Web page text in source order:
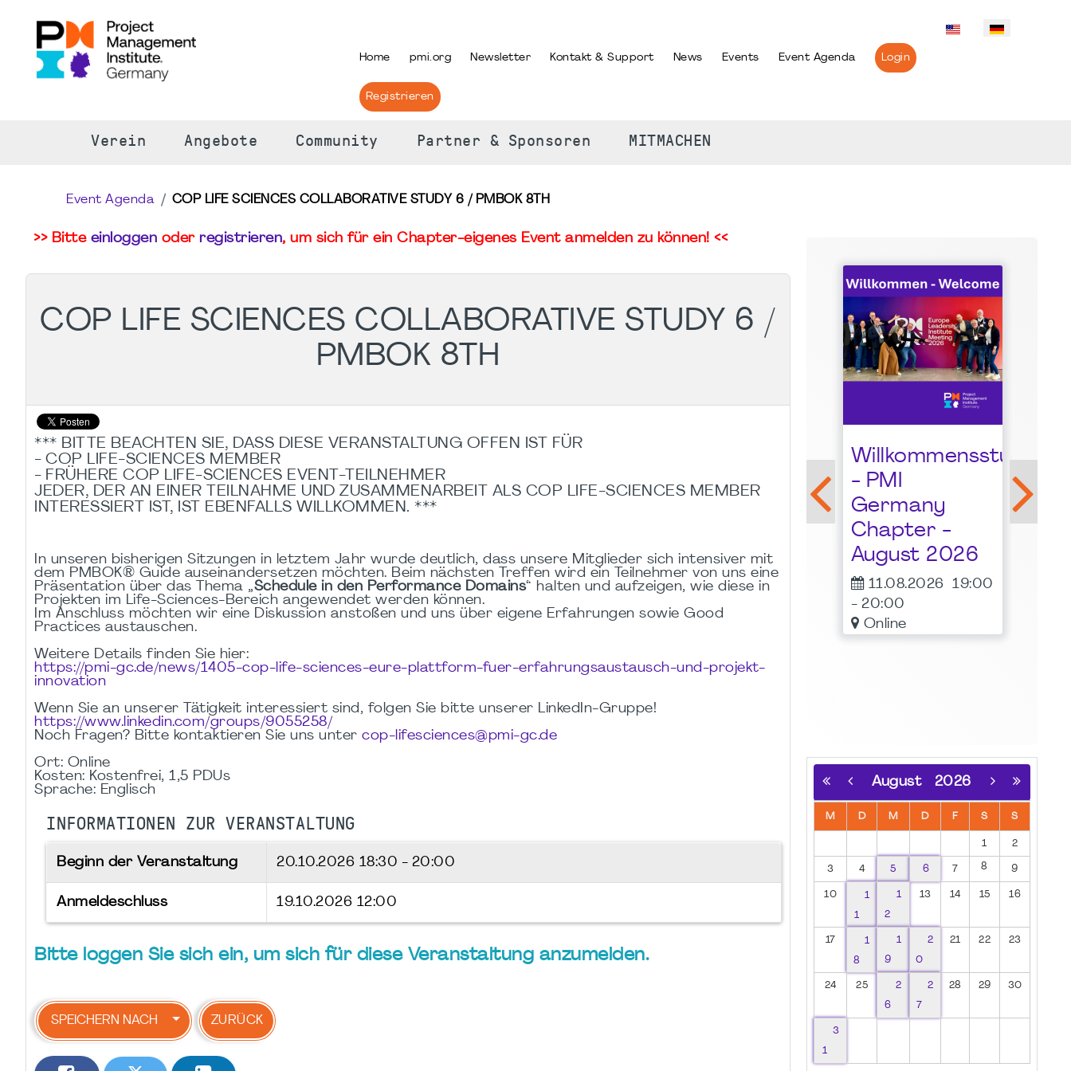
Home pmi.org Newsletter Kontakt & Support News Events Event Agenda Login
Registrieren
Verein Angebote Community Partner & Sponsoren MITMACHEN
Event Agenda COP LIFE SCIENCES COLLABORATIVE STUDY 6 / PMBOK 8TH
>> Bitte einloggen oder registrieren, um sich für ein Chapter-eigenes Event anmelden zu können! <<
COP LIFE SCIENCES COLLABORATIVE STUDY 6 /
PMBOK 8TH
*** BITTE BEACHTEN SIE, DASS DIESE VERANSTALTUNG OFFEN IST FÜR
- COP LIFE-SCIENCES MEMBER
- FRÜHERE COP LIFE-SCIENCES EVENT-TEILNEHMER
JEDER, DER AN EINER TEILNAHME UND ZUSAMMENARBEIT ALS COP LIFE-SCIENCES MEMBER
INTERESSIERT IST, IST EBENFALLS WILLKOMMEN. ***
In unseren bisherigen Sitzungen in letztem Jahr wurde deutlich, dass unsere Mitglieder sich intensiver mit
dem PMBOK® Guide auseinandersetzen möchten. Beim nächsten Treffen wird ein Teilnehmer von uns eine
Präsentation über das Thema „Schedule in den Performance Domains“ halten und aufzeigen, wie diese in
Projekten im Life-Sciences-Bereich angewendet werden können.
Im Anschluss möchten wir eine Diskussion anstoßen und uns über eigene Erfahrungen sowie Good
Practices austauschen.
Weitere Details finden Sie hier:
https://pmi-gc.de/news/1405-cop-life-sciences-eure-plattform-fuer-erfahrungsaustausch-und-projekt-
innovation
Wenn Sie an unserer Tätigkeit interessiert sind, folgen Sie bitte unserer LinkedIn-Gruppe!
https://www.linkedin.com/groups/9055258/
Noch Fragen? Bitte kontaktieren Sie uns unter cop-lifesciences@pmi-gc.de
Ort: Online
Kosten: Kostenfrei, 1,5 PDUs
Sprache: Englisch
INFORMATIONEN ZUR VERANSTALTUNG
Beginn der Veranstaltung 20.10.2026 18:30 - 20:00
Anmeldeschluss 19.10.2026 12:00
Bitte loggen Sie sich ein, um sich für diese Veranstaltung anzumelden.
SPEICHERN NACH ZURÜCK
Darmstadt
Roundtable
#43
to 31.08)
- 19:30
Willkommensstunde
- PMI
Germany
Chapter -
August 2026
11.08.2026
19:00
in your
Profession by
Alfonso
Bucero, PMI
Fellow
August 2026
M D M D F S S
1 2
3 4 5 6 7 8 9
10
1
1
1
2
13 14 15 16
17
1
8
1
9
2
0
21 22 23
24 25
2
6
2
7
28 29 30
3
1